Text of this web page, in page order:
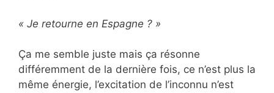
« Je retourne en Espagne ? »
Ça me semble juste mais ça résonne
différemment de la dernière fois, ce n’est plus la
même énergie, l’excitation de l’inconnu n’est